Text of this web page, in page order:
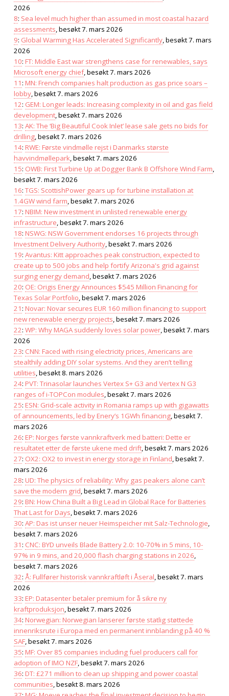
2026
8: Sea level much higher than assumed in most coastal hazard
assessments, besøkt 7. mars 2026
9: Global Warming Has Accelerated Significantly, besøkt 7. mars
2026
10: FT: Middle East war strengthens case for renewables, says
Microsoft energy chief, besøkt 7. mars 2026
11 : MN: French companies halt production as gas price soars –
lobby, besøkt 7. mars 2026
12: GEM: Longer leads: Increasing complexity in oil and gas field
development, besøkt 7. mars 2026
13: AK: The ‘Big Beautiful Cook Inlet’ lease sale gets no bids for
drilling, besøkt 7. mars 2026
14: RWE: Første vindmølle rejst i Danmarks største
havvindmøllepark, besøkt 7. mars 2026
15: OWB: First Turbine Up at Dogger Bank B Offshore Wind Farm,
besøkt 7. mars 2026
16: TGS: ScottishPower gears up for turbine installation at
1.4GW wind farm, besøkt 7. mars 2026
17: NBIM: New investment in unlisted renewable energy
infrastructure, besøkt 7. mars 2026
18: NSWG: NSW Government endorses 16 projects through
Investment Delivery Authority, besøkt 7. mars 2026
19: Avantus: Kitt approaches peak construction, expected to
create up to 500 jobs and help fortify Arizona's grid against
surging energy demand, besøkt 7. mars 2026
20: OE: Origis Energy Announces $545 Million Financing for
Texas Solar Portfolio, besøkt 7. mars 2026
21 : Novar: Novar secures EUR 160 million financing to support
new renewable energy projects, besøkt 7. mars 2026
22: WP: Why MAGA suddenly loves solar power, besøkt 7. mars
2026
23: CNN: Faced with rising electricity prices, Americans are
stealthily adding DIY solar systems. And they aren’t telling
utilities, besøkt 8. mars 2026
24: PVT: Trinasolar launches Vertex S+ G3 and Vertex N G3
ranges of i-TOPCon modules, besøkt 7. mars 2026
25: ESN: Grid-scale activity in Romania ramps up with gigawatts
of announcements, led by Enery’s 1GWh financing, besøkt 7.
mars 2026
26: EP: Norges første vannkraftverk med batteri: Dette er
resultatet etter de første ukene med drift, besøkt 7. mars 2026
27: OX2: OX2 to invest in energy storage in Finland, besøkt 7.
mars 2026
28: UD: The physics of reliability: Why gas peakers alone can’t
save the modern grid, besøkt 7. mars 2026
29: BN: How China Built a Big Lead in Global Race for Batteries
That Last for Days, besøkt 7. mars 2026
30: AP: Das ist unser neuer Heimspeicher mit Salz-Technologie,
besøkt 7. mars 2026
31 : CNC: BYD unveils Blade Battery 2.0: 10-70% in 5 mins, 10-
97% in 9 mins, and 20,000 flash charging stations in 2026,
besøkt 7. mars 2026
32: Å: Fullfører historisk vannkraftløft i Åseral, besøkt 7. mars
2026
33: EP: Datasenter betaler premium for å sikre ny
kraftproduksjon, besøkt 7. mars 2026
34: Norwegian: Norwegian lanserer første statlig støttede
innenriksrute i Europa med en permanent innblanding på 40 %
SAF, besøkt 7. mars 2026
35: MF: Over 85 companies including fuel producers call for
adoption of IMO NZF, besøkt 7. mars 2026
36: DT: £271 million to clean up shipping and power coastal
communities, besøkt 8. mars 2026